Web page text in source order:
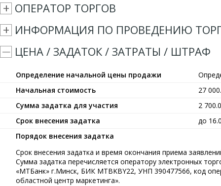
ОПЕРАТОР ТОРГОВ
ИНФОРМАЦИЯ ПО ПРОВЕДЕНИЮ
ЦЕНА / ЗАДАТОК / ЗАТРАТЫ / ШТРАФ
Определение начальной цены продажи
Начальная стоимость
27
Сумма задатка для участия
2
Срок внесения задатка
до
Порядок внесения задатка
Срок внесения задатка и время окончания приема
Сумма задатка перечисляется оператору электронных
«МТБанк» г.Минск, БИК MTBKBY22, УНП 390477566, код
областной центр маркетинга».